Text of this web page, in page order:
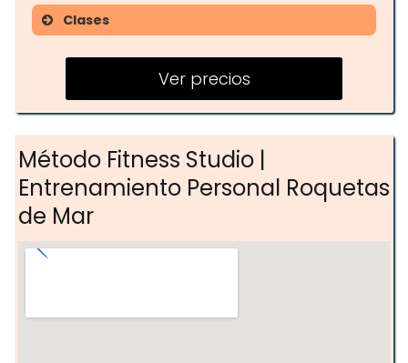
Clases
Entrenamientos personales
Clases grupales
Adaptación de ejercicios
Ver precios
Método Fitness Studio |
Entrenamiento Personal Roquetas
de Mar